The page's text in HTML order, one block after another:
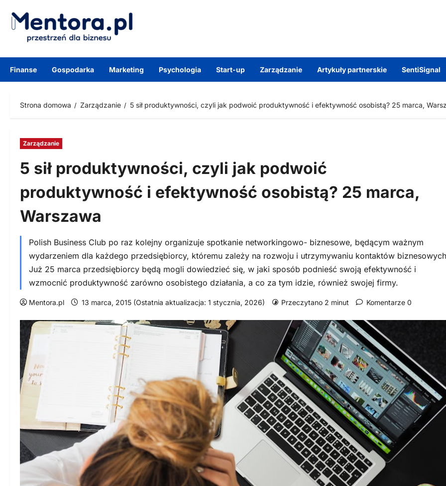
treści
Finanse Gospodarka Marketing Psychologia Start-up Zarządzanie Artykuły partnerskie SentiSignal
Strona domowa Zarządzanie 5 sił produktywności, czyli jak podwoić produktywność i efektywność osobistą? 25 marca,
Zarządzanie
5 sił produktywności, czyli jak podwoić
produktywność i efektywność osobistą? 25 marca,
Warszawa
Polish Business Club po raz kolejny organizuje spotkanie networkingowo- biznesowe, będącym ważnym
wydarzeniem dla każdego przedsiębiorcy, któremu zależy na rozwoju i utrzymywaniu kontaktów
Już 25 marca przedsiębiorcy będą mogli dowiedzieć się, w jaki sposób podnieść swoją efektywność i
wzmocnić produktywność zarówno osobistego działania, a co za tym idzie, również swojej firmy.
Mentora.pl 13 marca, 2015 (Ostatnia aktualizacja: 1 stycznia, 2026) Przeczytano 2 minut Komentarze 0